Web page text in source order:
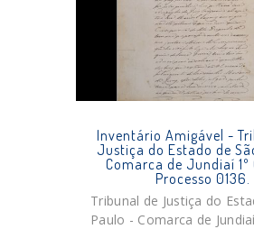
Inventário Amigável -
Justiça do Estado de
Comarca de Jundiaí
Processo 0136.
Tribunal de Justiça do
Paulo - Comarca de